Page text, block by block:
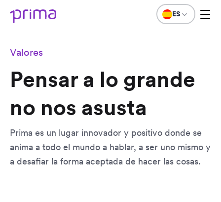
ES
Valores
Pensar a lo grande
no nos asusta
Prima es un lugar innovador y positivo donde se
anima a todo el mundo a hablar, a ser uno mismo y
a desafiar la forma aceptada de hacer las cosas.